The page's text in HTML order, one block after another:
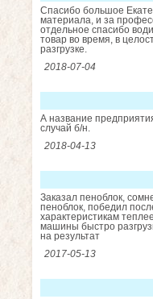
Спасибо большое
материала, и за
отдельное спасибо
товар во время, в
разгрузке.
2018-07-04
А название
случай б/н.
2018-04-13
Заказал пеноблок,
пеноблок, победил
характеристикам
машины быстро
на результат
2017-05-13